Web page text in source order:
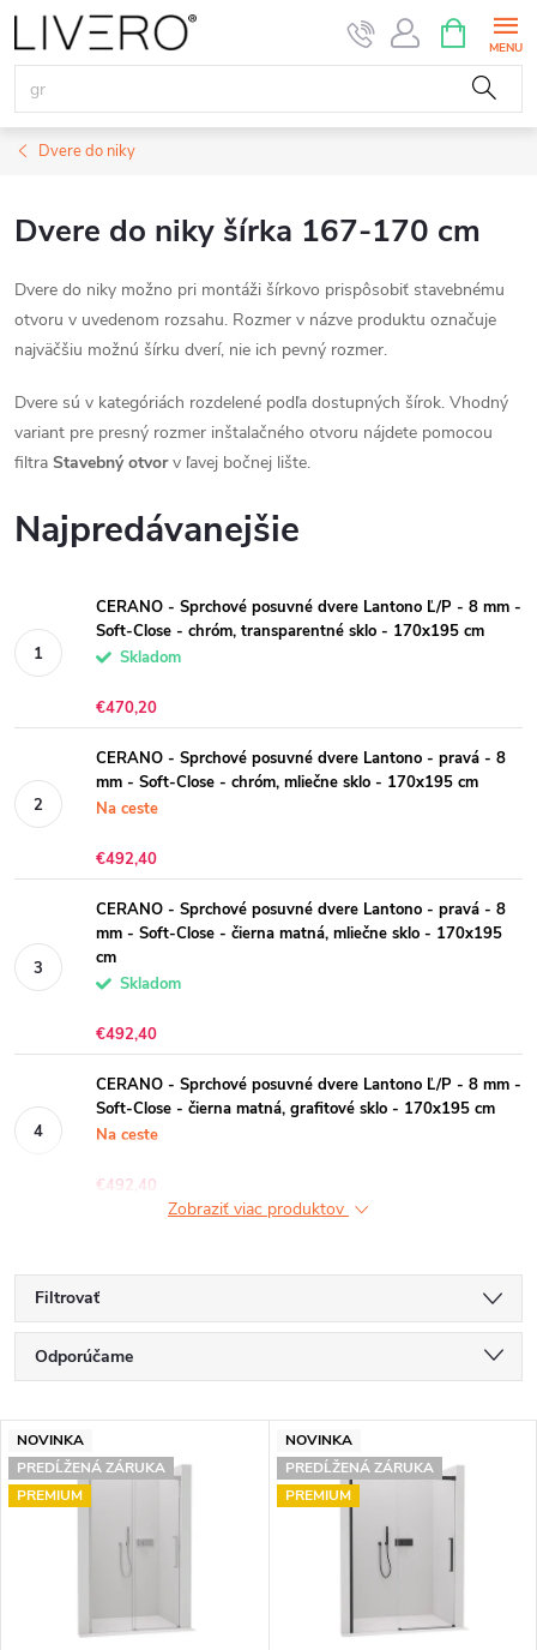
Prejsť
na
obsah
KOŠÍK
Dvere do niky
Dvere do niky šírka 167-170 cm
Dvere do niky možno pri montáži šírkovo prispôsobiť stavebnému
otvoru v uvedenom rozsahu. Rozmer v názve produktu označuje
najväčšiu možnú šírku dverí, nie ich pevný rozmer.
Dvere sú v kategóriách rozdelené podľa dostupných šírok. Vhodný
variant pre presný rozmer inštalačného otvoru nájdete pomocou
filtra Stavebný otvorv ľavej bočnej lište.
Najpredávanejšie
CERANO - Sprchové posuvné dvere Lantono Ľ/P - 8 mm -
Soft-Close - chróm, transparentné sklo - 170x195 cm
Skladom
€470,20
CERANO - Sprchové posuvné dvere Lantono - pravá - 8
mm - Soft-Close - chróm, mliečne sklo - 170x195 cm
Na ceste
€492,40
CERANO - Sprchové posuvné dvere Lantono - pravá - 8
mm - Soft-Close - čierna matná, mliečne sklo - 170x195
cm
Skladom
€492,40
CERANO - Sprchové posuvné dvere Lantono Ľ/P - 8 mm -
Soft-Close - čierna matná, grafitové sklo - 170x195 cm
Na ceste
€492,40
Zobraziť viac produktov
Filtrovať
R
d
e
Odporúčame
Najdrahšie
Najpredávanejšie
V
ý
NOVINKA
PREDĹŽENÁ ZÁRUKA
PREMIUM
NOVINKA
PREDĹŽENÁ ZÁRUKA
PREMIUM